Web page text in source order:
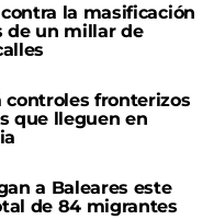
la masificación
de un millar de
controles fronterizos
que lleguen en
a Baleares este
de 84 migrantes